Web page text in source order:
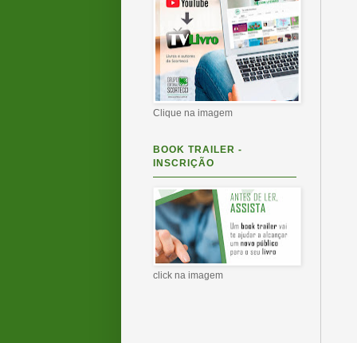
Clique na imagem
BOOK TRAILER -
INSCRIÇÃO
click na imagem